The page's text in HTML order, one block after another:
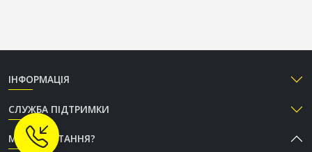
ІНФОРМАЦІЯ
СЛУЖБА ПІДТРИМКИ
МАЄТЕ ПИТАННЯ?